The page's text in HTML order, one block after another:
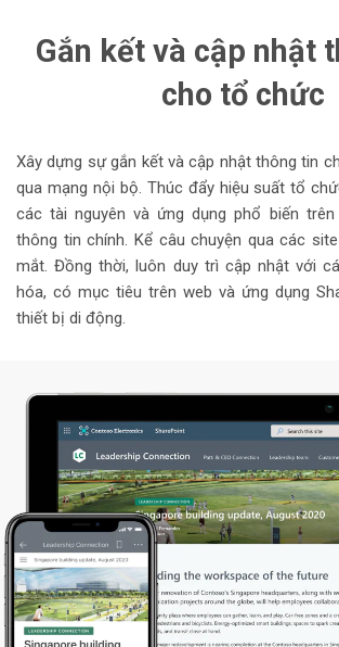
Gắn kết và cập nhật
cho tổ chức
Xây dựng sự gắn kết và cập nhật thông tin
qua mạng nội bộ. Thúc đẩy hiệu suất tổ
các tài nguyên và ứng dụng phổ biến
thông tin chính. Kể câu chuyện qua các
mắt. Đồng thời, luôn duy trì cập nhật với
hóa, có mục tiêu trên web và ứng dụng
thiết bị di động.